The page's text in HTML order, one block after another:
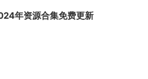
年资源合集免费更新